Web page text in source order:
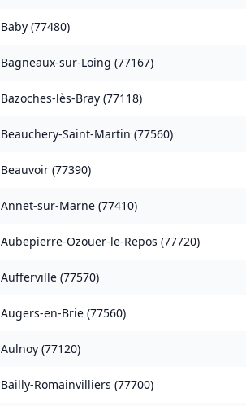
Baby (77480)
Bagneaux-sur-Loing (77167)
Bazoches-lès-Bray (77118)
Beauchery-Saint-Martin (77560)
Beauvoir (77390)
Annet-sur-Marne (77410)
Aubepierre-Ozouer-le-Repos (77720)
Aufferville (77570)
Augers-en-Brie (77560)
Aulnoy (77120)
Bailly-Romainvilliers (77700)